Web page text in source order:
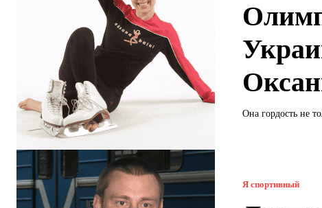
Она гордость не
Я спортивный